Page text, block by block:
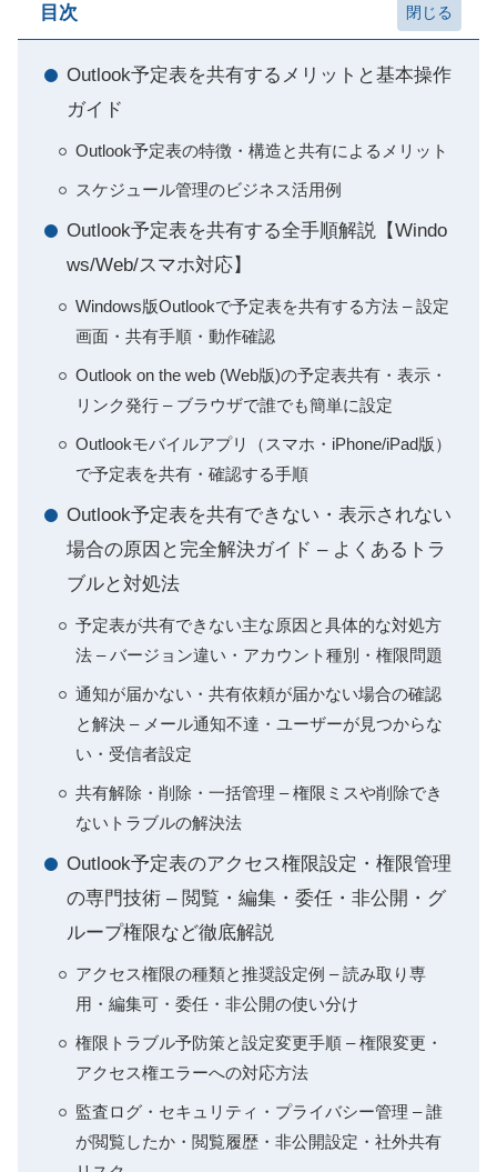
目次
Outlook予定表を共有するメリットと基本操作
ガイド
Outlook予定表の特徴・構造と共有によるメリット
スケジュール管理のビジネス活用例
Outlook予定表を共有する全手順解説【Windo
ws/Web/スマホ対応】
Windows版Outlookで予定表を共有する方法 – 設定
画面・共有手順・動作確認
Outlook on the web (Web版)の予定表共有・表示・
リンク発行 – ブラウザで誰でも簡単に設定
Outlookモバイルアプリ（スマホ・iPhone/iPad版）
で予定表を共有・確認する手順
Outlook予定表を共有できない・表示されない
場合の原因と完全解決ガイド – よくあるトラ
ブルと対処法
予定表が共有できない主な原因と具体的な対処方
法 – バージョン違い・アカウント種別・権限問題
通知が届かない・共有依頼が届かない場合の確認
と解決 – メール通知不達・ユーザーが見つからな
い・受信者設定
共有解除・削除・一括管理 – 権限ミスや削除でき
ないトラブルの解決法
Outlook予定表のアクセス権限設定・権限管理
の専門技術 – 閲覧・編集・委任・非公開・グ
ループ権限など徹底解説
アクセス権限の種類と推奨設定例 – 読み取り専
用・編集可・委任・非公開の使い分け
権限トラブル予防策と設定変更手順 – 権限変更・
アクセス権エラーへの対応方法
監査ログ・セキュリティ・プライバシー管理 – 誰
が閲覧したか・閲覧履歴・非公開設定・社外共有